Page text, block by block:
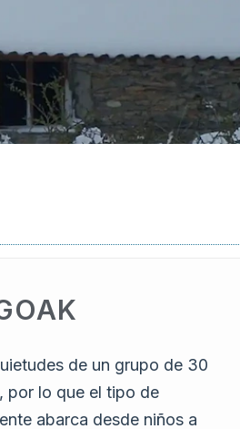
de un grupo de 30
por lo que el tipo de
abarca desde niños a